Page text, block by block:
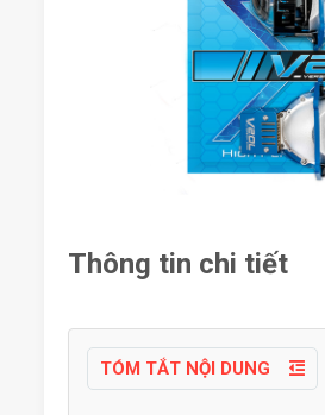
Thông tin chi tiết
TÓM TẮT NỘI DUNG